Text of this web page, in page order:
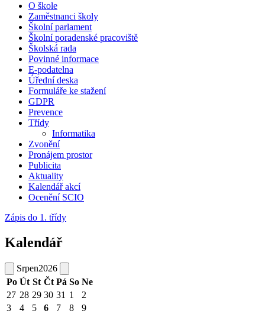
O škole
Zaměstnanci školy
Školní parlament
Školní poradenské pracoviště
Školská rada
Povinné informace
E-podatelna
Úřední deska
Formuláře ke stažení
GDPR
Prevence
Třídy
Informatika
Zvonění
Pronájem prostor
Publicita
Aktuality
Kalendář akcí
Ocenění SCIO
Zápis do 1. třídy
Kalendář
Srpen2026
Po Út St Čt Pá So Ne
27 28 29 30 31 1
2
3
4 5 6 7 8
9